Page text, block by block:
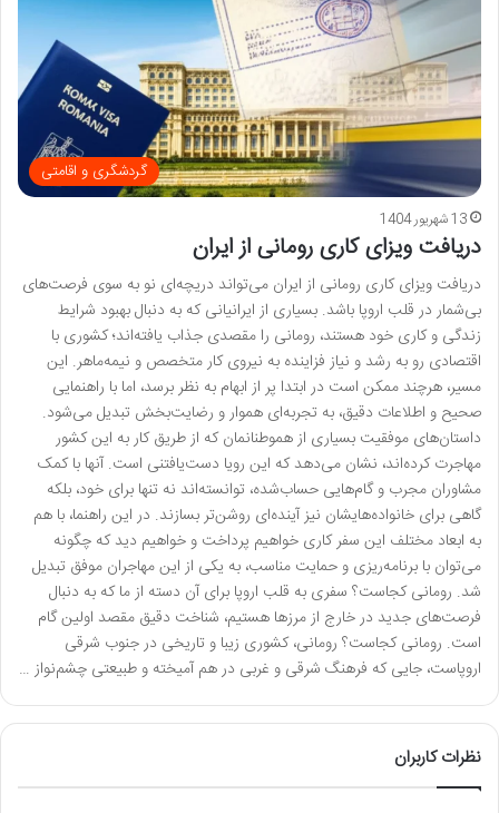
گردشگری و اقامتی
13 شهریور 1404
دریافت ویزای کاری رومانی از ایران
دریافت ویزای کاری رومانی از ایران می‌تواند دریچه‌ای نو به سوی فرصت‌های
بی‌شمار در قلب اروپا باشد. بسیاری از ایرانیانی که به دنبال بهبود شرایط
زندگی و کاری خود هستند، رومانی را مقصدی جذاب یافته‌اند؛ کشوری با
اقتصادی رو به رشد و نیاز فزاینده به نیروی کار متخصص و نیمه‌ماهر. این
مسیر، هرچند ممکن است در ابتدا پر از ابهام به نظر برسد، اما با راهنمایی
صحیح و اطلاعات دقیق، به تجربه‌ای هموار و رضایت‌بخش تبدیل می‌شود.
داستان‌های موفقیت بسیاری از هموطنانمان که از طریق کار به این کشور
مهاجرت کرده‌اند، نشان می‌دهد که این رویا دست‌یافتنی است. آنها با کمک
مشاوران مجرب و گام‌هایی حساب‌شده، توانسته‌اند نه تنها برای خود، بلکه
گاهی برای خانواده‌هایشان نیز آینده‌ای روشن‌تر بسازند. در این راهنما، با هم
به ابعاد مختلف این سفر کاری خواهیم پرداخت و خواهیم دید که چگونه
می‌توان با برنامه‌ریزی و حمایت مناسب، به یکی از این مهاجران موفق تبدیل
شد. رومانی کجاست؟ سفری به قلب اروپا برای آن دسته از ما که به دنبال
فرصت‌های جدید در خارج از مرزها هستیم، شناخت دقیق مقصد اولین گام
است. رومانی کجاست؟ رومانی، کشوری زیبا و تاریخی در جنوب شرقی
اروپاست، جایی که فرهنگ شرقی و غربی در هم آمیخته و طبیعتی چشم‌نواز …
نظرات کاربران